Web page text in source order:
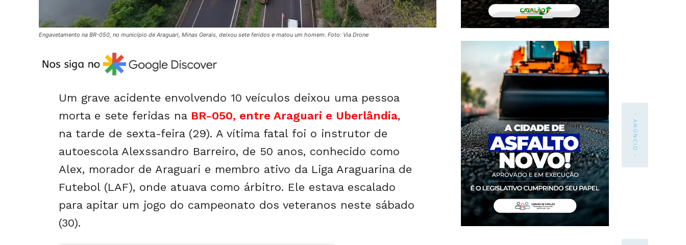
Engavetamento na BR-050, no município de Araguari, Minas Gerais, deixou sete feridos e matou um homem. Foto: Via Drone
Um grave acidente envolvendo 10 veículos deixou uma pessoa
morta e sete feridas na BR-050, entre Araguari e Uberlândia,
na tarde de sexta-feira (29). A vítima fatal foi o instrutor de
autoescola Alexssandro Barreiro, de 50 anos, conhecido como
Alex, morador de Araguari e membro ativo da Liga Araguarina de
Futebol (LAF), onde atuava como árbitro. Ele estava escalado
para apitar um jogo do campeonato dos veteranos neste sábado
(30).
- ANÚNCIO -